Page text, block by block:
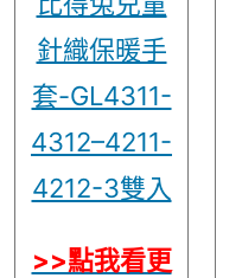
針織保暖手
套-GL4311-
4312–4211-
4212-3雙入
>>點我看更